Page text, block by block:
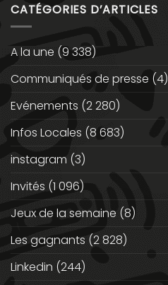
CATÉGORIES D’ARTICLES
A la une (9 338)
Communiqués de presse (4)
Evénements (2 280)
Infos Locales (8 683)
instagram (3)
Invités (1 096)
Jeux de la semaine (8)
Les gagnants (2 828)
Linkedin (244)